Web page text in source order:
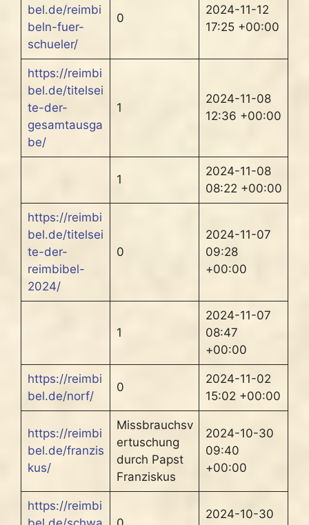
bel.de/reimbi
beln-fuer-
schueler/
0
2024-11-12
17:25 +00:00
https://reimbi
bel.de/titelsei
te-der-
gesamtausga
be/
1
2024-11-08
12:36 +00:00
1
2024-11-08
08:22 +00:00
https://reimbi
bel.de/titelsei
te-der-
reimbibel-
2024/
0
2024-11-07
09:28
+00:00
1
2024-11-07
08:47
+00:00
https://reimbi
bel.de/norf/
0
2024-11-02
15:02 +00:00
https://reimbi
bel.de/franzis
kus/
Missbrauchsv
ertuschung
durch Papst
Franziskus
2024-10-30
09:40
+00:00
https://reimbi
2024-10-30